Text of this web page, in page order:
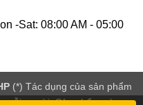
-Sat: 08:00 AM - 05:00
(*) Tác dụng của sản phẩm
mỗi người. Sản phẩm này